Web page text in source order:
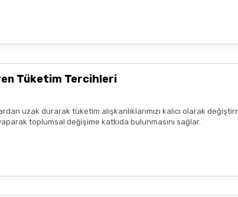
Tüketim Tercihleri
uzak durarak tüketim alışkanlıklarımızı kalıcı olarak
toplumsal değişime katkıda bulunmasını sağlar.